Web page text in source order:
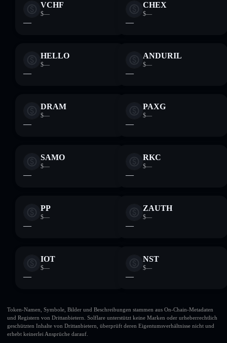
VCHF
$—
—
CHEX
$—
—
HELLO
$—
—
ANDURIL
$—
—
DRAM
$—
—
PAXG
$—
—
SAMO
$—
—
RKC
$—
—
PP
$—
—
ZAUTH
$—
—
IOT
$—
—
NST
$—
—
Token-Namen, Symbole, Bilder und Beschreibungen stammen aus On-Chain-Metadaten
und Registern von Drittanbietern. Solflare unterstützt keine Marken oder urheberrechtlich
geschützten Inhalte von Drittanbietern, überprüft deren Eigentumsverhältnisse nicht und
erhebt keinerlei Ansprüche darauf.